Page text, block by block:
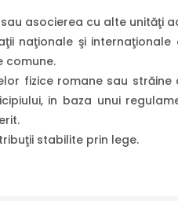
asocierea cu alte unităţi
naţionale şi
comune.
fizice romane sau
in baza unui
stabilite prin lege.